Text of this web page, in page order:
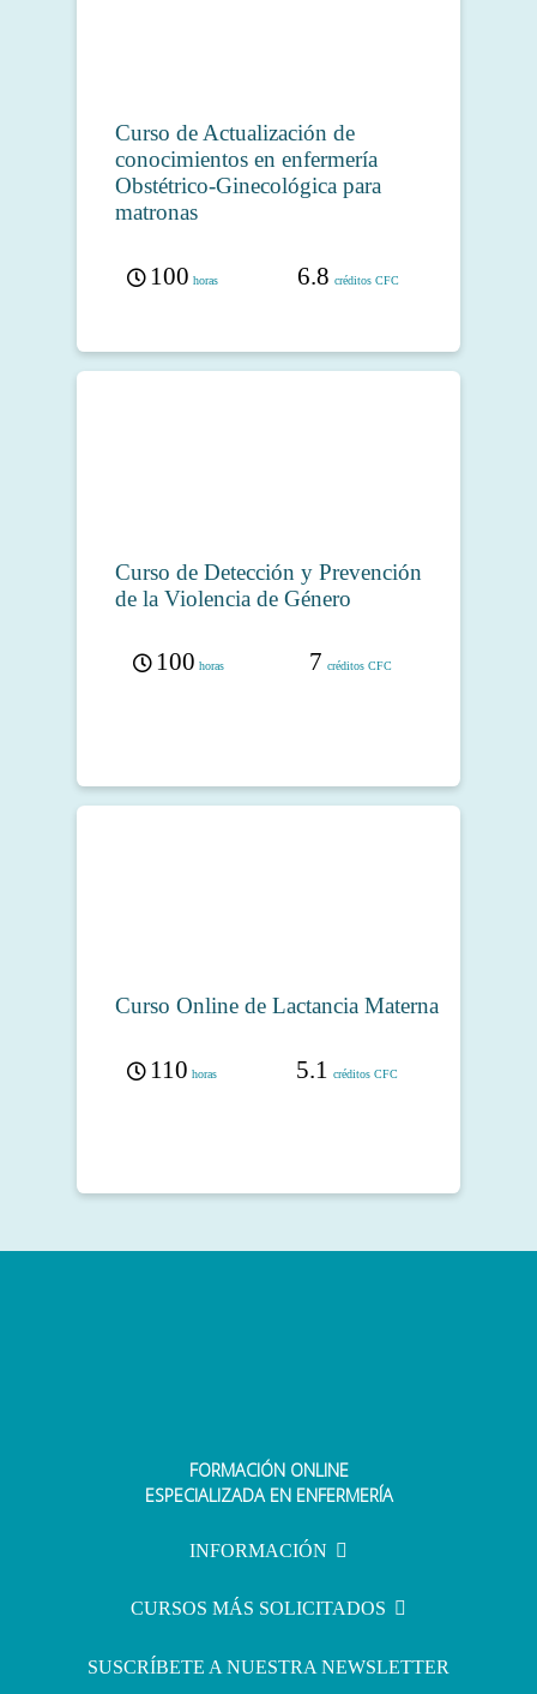
Curso de Actualización de
conocimientos en enfermería
Obstétrico-Ginecológica para
matronas
100 horas 6.8 créditos CFC
Curso de Detección y Prevención
de la Violencia de Género
100 horas 7 créditos CFC
Curso Online de Lactancia Materna
110 horas 5.1 créditos CFC
FORMACIÓN ONLINE
ESPECIALIZADA EN ENFERMERÍA
INFORMACIÓN
CURSOS MÁS SOLICITADOS
SUSCRÍBETE A NUESTRA NEWSLETTER